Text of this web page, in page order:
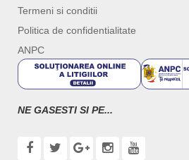
Termeni si conditii
Politica de confidentialitate
ANPC
NE GASESTI SI PE...